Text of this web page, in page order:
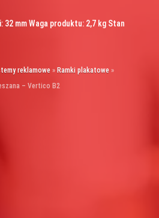
32 mm Waga produktu: 2,7 kg Stan
reklamowe » Ramki plakatowe »
– Vertico B2